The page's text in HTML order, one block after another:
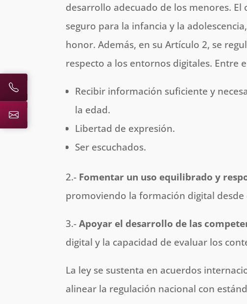
desarrollo adecuado de los menores.
seguro para la infancia y la
honor. Además, en su Artículo 2, se
respecto a los entornos digitales. Entre
Recibir información suficiente y
la edad.
Libertad de expresión.
Ser escuchados.
2.- Fomentar un uso equilibrado y
promoviendo la formación digital desde
3.-Apoyar el desarrollo de las
digital y la capacidad de evaluar los
La ley se sustenta en acuerdos
alinear la regulación nacional con